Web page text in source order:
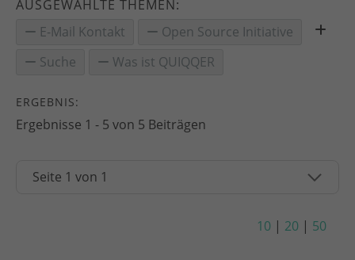
AUSGEWÄHLTE THEMEN:
E-Mail Kontakt
Open Source Initiative
Suche
Was ist QUIQQER
ERGEBNIS:
Ergebnisse 1 - 5 von 5 Beiträgen
10 | 20 | 50